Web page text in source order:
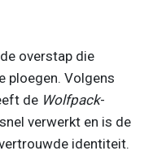
overstap die
ploegen. Volgens
de Wolfpack-
verwerkt en is de
identiteit.